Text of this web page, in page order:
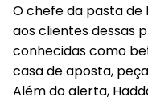
O chefe da pasta
aos clientes dessas
conhecidas como
casa de aposta,
Além do alerta,